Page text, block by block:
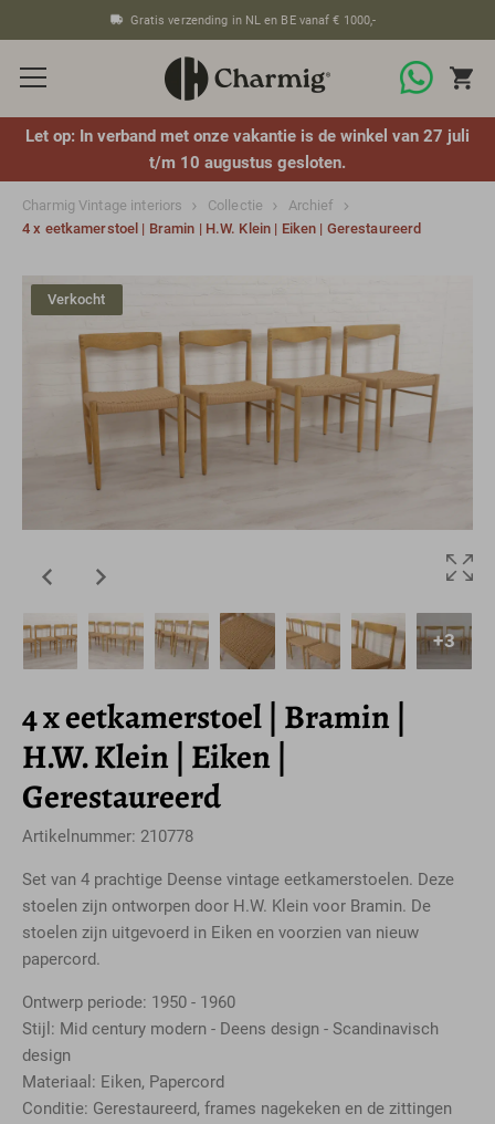
Gratis verzending in NL en BE vanaf € 1000,-
Let op: In verband met onze vakantie is de winkel van 27 juli
t/m 10 augustus gesloten.
Charmig Vintage interiors Collectie
Archief
4 x eetkamerstoel | Bramin | H.W. Klein | Eiken | Gerestaureerd
Verkocht
+3
4 x eetkamerstoel | Bramin |
H.W. Klein | Eiken |
Gerestaureerd
Artikelnummer: 210778
Set van 4 prachtige Deense vintage eetkamerstoelen. Deze
stoelen zijn ontworpen door H.W. Klein voor Bramin. De
stoelen zijn uitgevoerd in Eiken en voorzien van nieuw
papercord.
Ontwerp periode: 1950 - 1960
Stijl: Mid century modern - Deens design - Scandinavisch
design
Materiaal: Eiken, Papercord
Conditie: Gerestaureerd, frames nagekeken en de zittingen